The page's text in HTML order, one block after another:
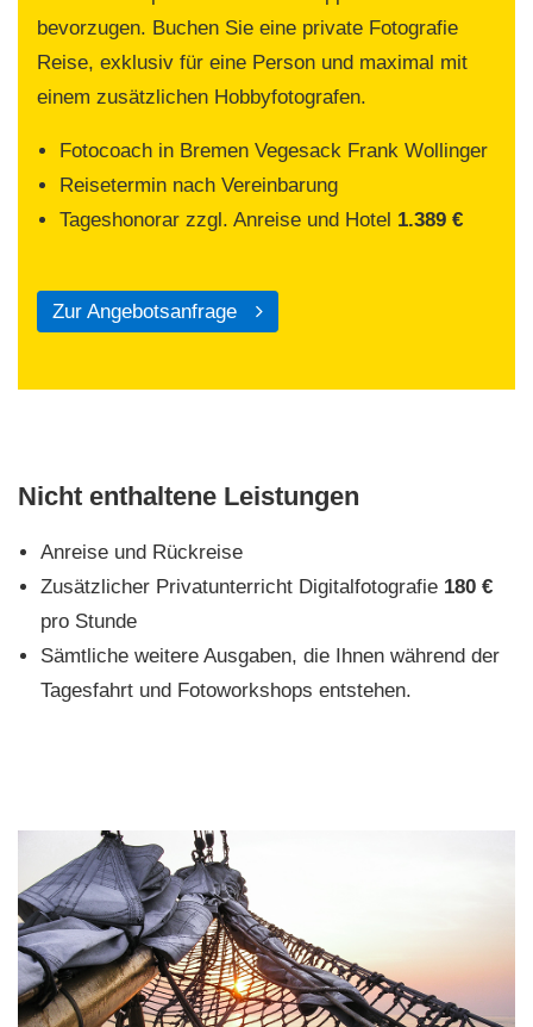
bevorzugen. Buchen Sie eine private Fotografie
Reise, exklusiv für eine Person und maximal mit
einem zusätzlichen Hobbyfotografen.
Fotocoach in Bremen Vegesack Frank Wollinger
Reisetermin nach Vereinbarung
Tageshonorar zzgl. Anreise und Hotel 1.389 €
Zur Angebotsanfrage
Nicht enthaltene Leistungen
Anreise und Rückreise
Zusätzlicher Privatunterricht Digitalfotografie 180 €
pro Stunde
Sämtliche weitere Ausgaben, die Ihnen während der
Tagesfahrt und Fotoworkshops entstehen.